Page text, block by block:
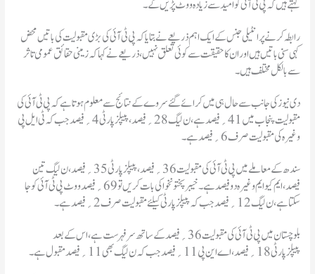
کہتے ہیں کہ پی ٹی آئی کو امید سے زیادہ ووٹ پڑیں گے۔
رابطہ کرنے پر انٹیلی جنس کے ایک اہم ذریعے نے بتایا کہ پی ٹی آئی کی بڑی مقبولیت کی باتیں محض
کہی سنی باتیں ہیں اور ان کا حقیقت سے کوئی تعلق نہیں، ذریعے نے کہا کہ زمینی حقائق عمومی تاثر
سے بالکل مختلف ہیں۔
دی نیوز کی جانب سے حال ہی میں کرائے گئے سروے کے نتائج سے معلوم ہوتا ہے کہ پی ٹی آئی کی
مقبولیت پنجاب میں 41؍ فیصد ہے، ن لیگ 28؍ فیصد، پیپلز پارٹی 4؍ فیصد جب کہ ٹی ایل پی
وغیرہ کی مقبولیت صرف 6؍ فیصد ہے۔
سندھ کے معاملے میں پی ٹی آئی کی مقبولیت 36؍ فیصد، پیپلز پارٹی 35؍ فیصد، ن لیگ تین
فیصد، ایم کیو ایم وغیرہ دو فیصد ہے۔ خیبر پختونخوا کی بات کریں تو 69؍ فیصد ووٹ پی ٹی آئی کو جا
سکتا ہے، ن لیگ 12؍ فیصد جب کہ پیپلز پارٹی کیلئے مقبولیت صرف 2؍ فیصد ہے۔
بلوچستان میں پی ٹی آئی کی مقبولیت 36؍ فیصد کے ساتھ سرفہرست ہے، اس کے بعد
پیپلزپارٹی 18؍ فیصد، اے این پی 11؍ فیصد جب کہ ن لیگ بھی 11؍ فیصد مقبول ہے۔